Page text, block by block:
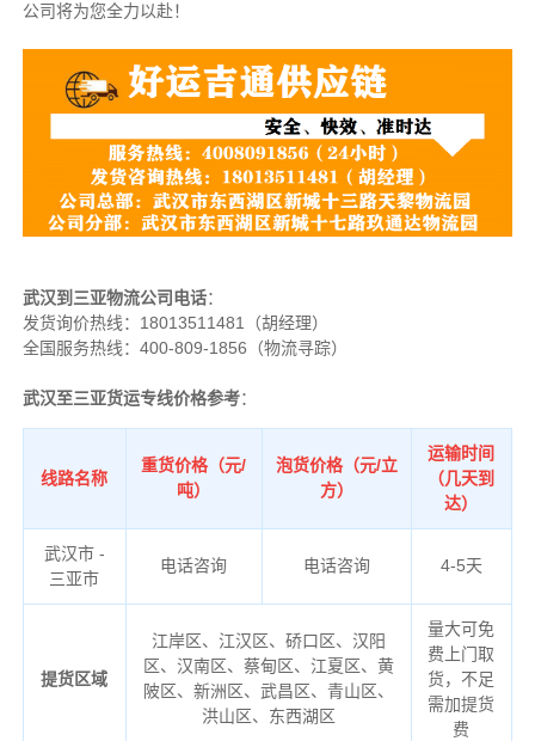
公司将为您全力以赴！
武汉到三亚物流公司电话：
发货询价热线： 18013511481（胡经理）
全国服务热线：400-809-1856（物流寻踪）
武汉至三亚货运专线价格参考：
线路名称
重货价格（元/
吨）
泡货价格（元/立
方）
运输时间
（几天到
达）
武汉市 -
三亚市
电话咨询 电话咨询 4-5天
提货区域
江岸区、江汉区、硚口区、汉阳
区、汉南区、蔡甸区、江夏区、黄
陂区、新洲区、武昌区、青山区、
洪山区、东西湖区
量大可免
费上门取
货，不足
需加提货
费